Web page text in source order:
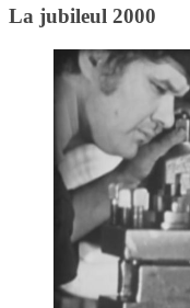
La jubileul 2000